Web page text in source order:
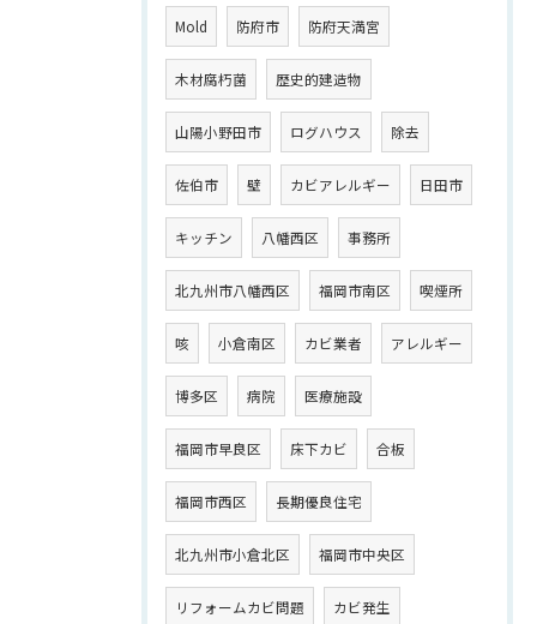
Mold 防府市 防府天満宮
木材腐朽菌 歴史的建造物
山陽小野田市 ログハウス 除去
佐伯市 壁 カビアレルギー 日田市
キッチン 八幡西区 事務所
北九州市八幡西区 福岡市南区 喫煙所
咳 小倉南区 カビ業者 アレルギー
博多区 病院 医療施設
福岡市早良区 床下カビ 合板
福岡市西区 長期優良住宅
北九州市小倉北区 福岡市中央区
リフォームカビ問題 カビ発生